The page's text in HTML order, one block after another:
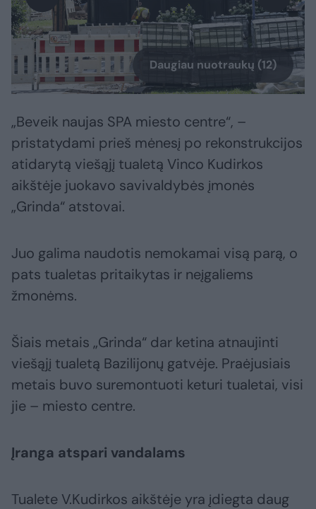
Daugiau nuotraukų (12)
„Beveik naujas SPA miesto centre“, –
pristatydami prieš mėnesį po rekonstrukcijos
atidarytą viešąjį tualetą Vinco Kudirkos
aikštėje juokavo savivaldybės įmonės
„Grinda“ atstovai.
Juo galima naudotis nemokamai visą parą, o
pats tualetas pritaikytas ir neįgaliems
žmonėms.
Šiais metais „Grinda“ dar ketina atnaujinti
viešąjį tualetą Bazilijonų gatvėje. Praėjusiais
metais buvo suremontuoti keturi tualetai, visi
jie – miesto centre.
Įranga atspari vandalams
Tualete V.Kudirkos aikštėje yra įdiegta daug